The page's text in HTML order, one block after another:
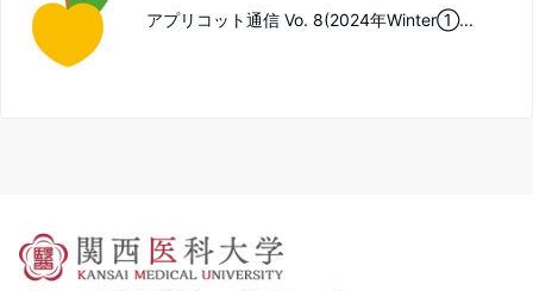
アプリコット通信 Vo. 8(2024年Winter①...